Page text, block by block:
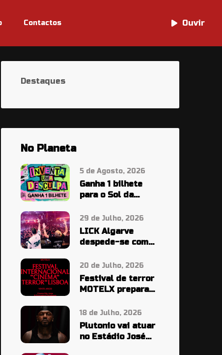
Contactos Ouvir
Ouvir
Destaques
No Planeta
5 de Agosto, 2026
Ganha 1 bilhete
para o Sol da
29 de Julho, 2026
LICK Algarve
despede-se com
grande
20 de Julho, 2026
Festival de terror
MOTELX prepara
sempre
18 de Julho, 2026
Plutonio vai atuar
no Estádio José